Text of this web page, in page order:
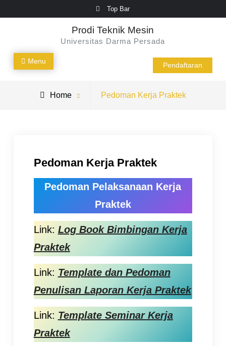
to
Top Bar
Prodi Teknik Mesin
Universitas Darma Persada
Menu Pendaftaran
Home Pedoman Kerja Praktek
Pedoman Kerja Praktek
Pedoman Pelaksanaan Kerja
Praktek
Link: Log Book Bimbingan Kerja
Praktek
Link: Template dan Pedoman
Penulisan Laporan Kerja Praktek
Link: Template Seminar Kerja
Praktek